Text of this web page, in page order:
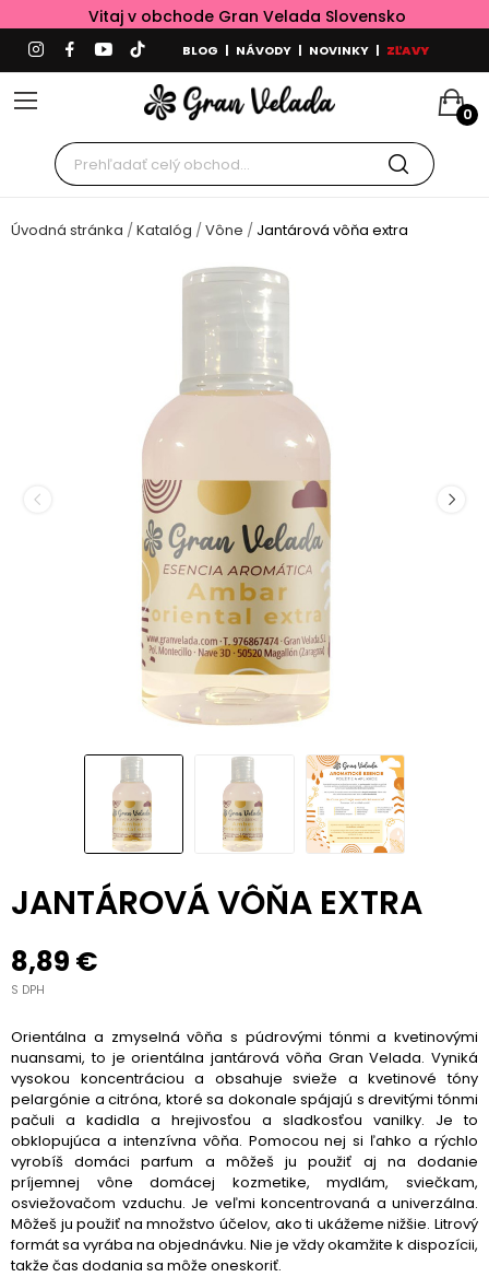
Vitaj v obchode Gran Velada Slovensko
BLOG | NÁVODY | NOVINKY | ZĽAVY
0
Úvodná stránka Katalóg Vône Jantárová vôňa extra
JANTÁROVÁ VÔŇA EXTRA
8,89 €
S DPH
Orientálna a zmyselná vôňa s púdrovými tónmi a kvetinovými
nuansami, to je orientálna jantárová vôňa Gran Velada. Vyniká
vysokou koncentráciou a obsahuje svieže a kvetinové tóny
pelargónie a citróna, ktoré sa dokonale spájajú s drevitými tónmi
pačuli a kadidla a hrejivosťou a sladkosťou vanilky. Je to
obklopujúca a intenzívna vôňa. Pomocou nej si ľahko a rýchlo
vyrobíš domáci parfum a môžeš ju použiť aj na dodanie
príjemnej vône domácej kozmetike, mydlám, sviečkam,
osviežovačom vzduchu. Je veľmi koncentrovaná a univerzálna.
Môžeš ju použiť na množstvo účelov, ako ti ukážeme nižšie. Litrový
formát sa vyrába na objednávku. Nie je vždy okamžite k dispozícii,
takže čas dodania sa môže oneskoriť.